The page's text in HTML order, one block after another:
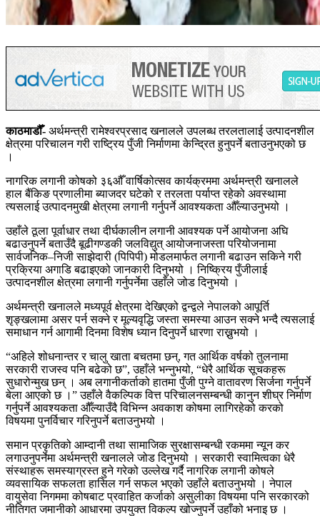
काठमाडौँ- अर्थमन्त्री रामेश्वरप्रसाद खनालले उपलब्ध तरलतालाई उत्पादनशील
क्षेत्रमा परिचालन गरी राष्ट्रिय पुँजी निर्माणमा केन्द्रित हुनुपर्ने बताउनुभएको छ
।
नागरिक लगानी कोषको ३६औँ वार्षिकोत्सव कार्यक्रममा अर्थमन्त्री खनालले
हाल बैंकिङ प्रणालीमा ब्याजदर घटेको र तरलता पर्याप्त रहेको अवस्थामा
त्यसलाई उत्पादनमुखी क्षेत्रमा लगानी गर्नुपर्ने आवश्यकता औँल्याउनुभयो ।
उहाँले ठूला पूर्वाधार तथा दीर्घकालीन लगानी आवश्यक पर्ने आयोजना अघि
बढाउनुपर्ने बताउँदै बूढीगण्डकी जलविद्युत् आयोजनाजस्ता परियोजनामा
सार्वजनिक–निजी साझेदारी (पिपिपी) मोडलमार्फत लगानी बढाउन सकिने गरी
प्रक्रिया अगाडि बढाइएको जानकारी दिनुभयो । निष्क्रिय पुँजीलाई
उत्पादनशील क्षेत्रमा लगानी गर्नुपर्नेमा उहाँले जोड दिनुभयो ।
अर्थमन्त्री खनालले मध्यपूर्व क्षेत्रमा देखिएको द्वन्द्वले नेपालको आपूर्ति
शृङ्खलामा असर पर्न सक्ने र मूल्यवृद्धि जस्ता समस्या आउन सक्ने भन्दै त्यसलाई
समाधान गर्न आगामी दिनमा विशेष ध्यान दिनुपर्ने धारणा राख्नुभयो ।
“अहिले शोधनान्तर र चालु खाता बचतमा छन्, गत आर्थिक वर्षको तुलनामा
सरकारी राजस्व पनि बढेको छ”, उहाँले भन्नुभयो, “धेरै आर्थिक सूचकहरू
सुधारोन्मुख छन् । अब लगानीकर्ताको हातमा पुँजी पुग्ने वातावरण सिर्जना गर्नुपर्ने
बेला आएको छ ।” उहाँले वैकल्पिक वित्त परिचालनसम्बन्धी कानुन शीघ्र निर्माण
गर्नुपर्ने आवश्यकता औँल्याउँदै विभिन्न अवकाश कोषमा लागिरहेको करको
विषयमा पुनर्विचार गरिनुपर्ने बताउनुभयो ।
समान प्रकृतिको आम्दानी तथा सामाजिक सुरक्षासम्बन्धी रकममा न्यून कर
लगाउनुपर्नेमा अर्थमन्त्री खनालले जोड दिनुभयो । सरकारी स्वामित्वका धेरै
संस्थाहरू समस्याग्रस्त हुने गरेको उल्लेख गर्दै नागरिक लगानी कोषले
व्यवसायिक सफलता हासिल गर्न सफल भएको उहाँले बताउनुभयो । नेपाल
वायुसेवा निगममा कोषबाट प्रवाहित कर्जाको असुलीका विषयमा पनि सरकारको
नीतिगत जमानीको आधारमा उपयुक्त विकल्प खोज्नुपर्ने उहाँको भनाइ छ ।